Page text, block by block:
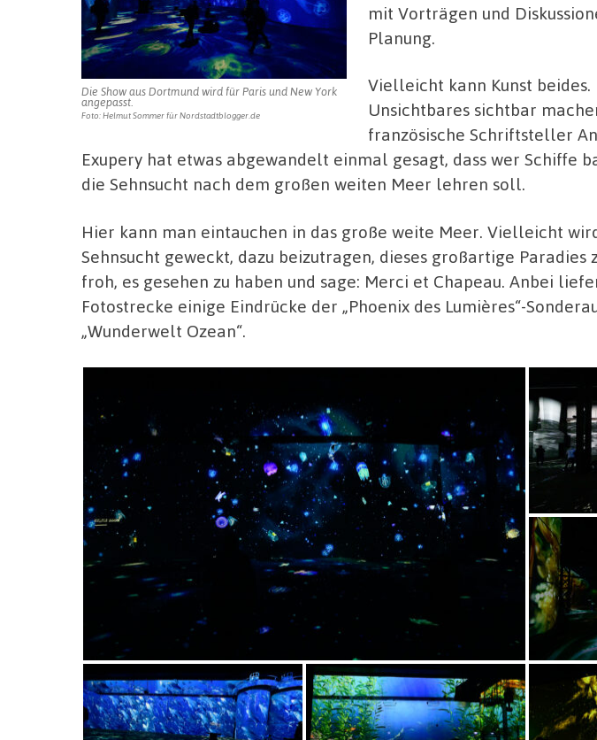
Die Show aus Dortmund wird für Paris und New York
angepasst.
Foto: Helmut Sommer für Nordstadtblogger.de
mit Vorträgen und
Planung.
Vielleicht kann Kunst
Unsichtbares sichtbar
französische Schriftsteller
Exupery hat etwas abgewandelt einmal gesagt, dass wer Schiffe
die Sehnsucht nach dem großen weiten Meer lehren soll.
Hier kann man eintauchen in das große weite Meer. Vielleicht
Sehnsucht geweckt, dazu beizutragen, dieses großartige Paradies
froh, es gesehen zu haben und sage: Merci et Chapeau. Anbei
Fotostrecke einige Eindrücke der „Phoenix des Lumières“-
„Wunderwelt Ozean“.